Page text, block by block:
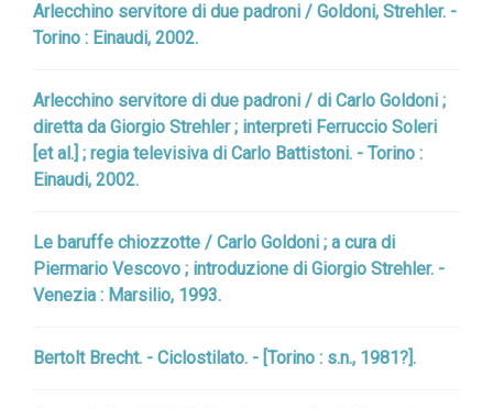
Arlecchino servitore di due padroni / Goldoni, Strehler. -
Torino : Einaudi, 2002.
Arlecchino servitore di due padroni / di Carlo Goldoni ;
diretta da Giorgio Strehler ; interpreti Ferruccio Soleri
[et al.] ; regia televisiva di Carlo Battistoni. - Torino :
Einaudi, 2002.
Le baruffe chiozzotte / Carlo Goldoni ; a cura di
Piermario Vescovo ; introduzione di Giorgio Strehler. -
Venezia : Marsilio, 1993.
Bertolt Brecht. - Ciclostilato. - [Torino : s.n., 1981?].